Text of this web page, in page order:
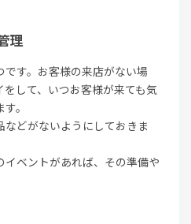
理
す。お客様の来店がない場
して、いつお客様が来ても気
。
どがないようにしておきま
イベントがあれば、その準備や